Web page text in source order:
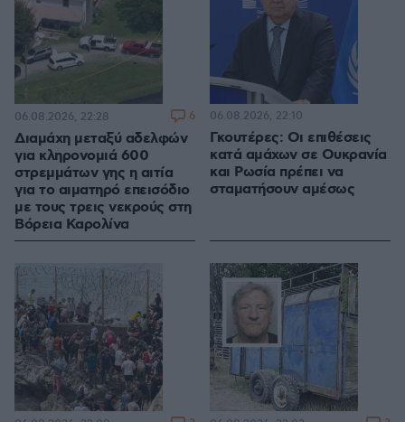
Διαμάχη μεταξύ αδελφών
για κληρονομιά 600
στρεμμάτων γης η αιτία
για το αιματηρό επεισόδιο
με τους τρεις νεκρούς στη
Βόρεια Καρολίνα
06.08.2026, 22:28 6
Γκουτέρες: Οι επιθέσεις
κατά αμάχων σε Ουκρανία
και Ρωσία πρέπει να
σταματήσουν αμέσως
06.08.2026, 22:10